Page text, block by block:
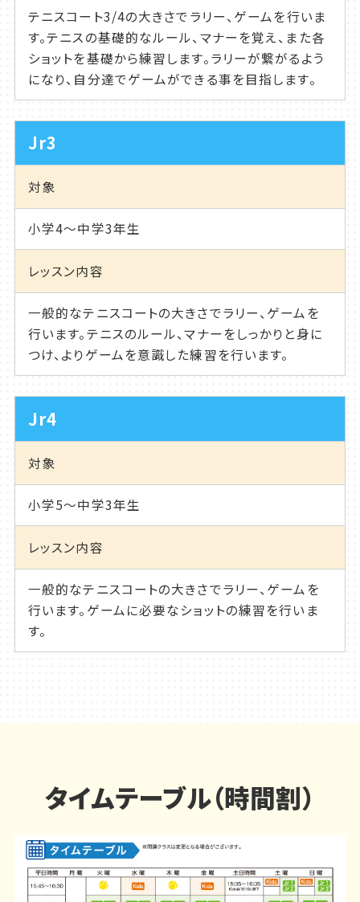
テニスコート3/4の大きさでラリー、ゲームを行いま
す。テニスの基礎的なルール、マナーを覚え、また各
ショットを基礎から練習します。ラリーが繋がるよう
になり、自分達でゲームができる事を目指します。
Jr3
対象
小学4～中学3年生
レッスン内容
一般的なテニスコートの大きさでラリー、ゲームを
行います。テニスのルール、マナーをしっかりと身に
つけ、よりゲームを意識した練習を行います。
Jr4
対象
小学5～中学3年生
レッスン内容
一般的なテニスコートの大きさでラリー、ゲームを
行います。ゲームに必要なショットの練習を行いま
す。
タイムテーブル（時間割）